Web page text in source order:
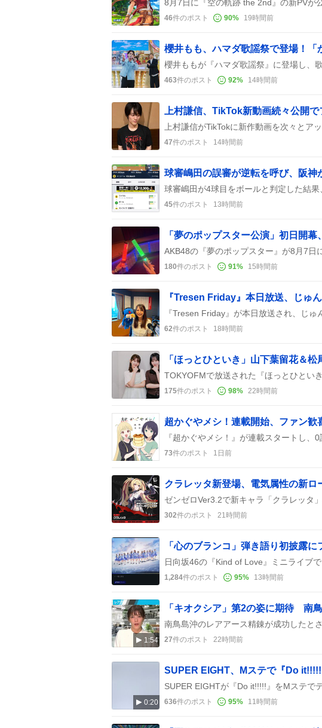
46件のポスト 90% 19時間前
463件のポスト 92% 14時間前
上村謙信、TikTok新動画続々公開
47件のポスト 14時間前
球審嶋田の誤審が逆転を呼び、阪
45件のポスト 13時間前
180件のポスト 91% 15時間前
62件のポスト 18時間前
175件のポスト 98% 22時間前
73件のポスト 1日前
クラレッタ新登場、電気属性の新ロ
302件のポスト 21時間前
1,284件のポスト 95% 13時間前
1:54
「キオクシア」第2の姿に期待 南
27件のポスト 22時間前
0:20 636件のポスト 95% 11時間前